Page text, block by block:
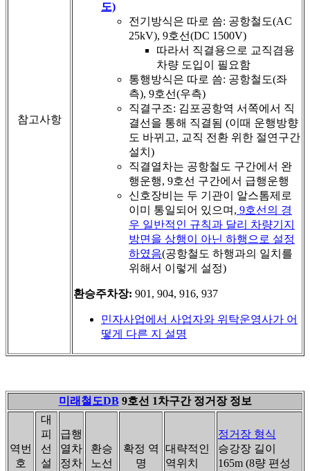
참고사항
도)
전기방식은 따로 씀: 공항철도(AC
25kV), 9호선(DC 1500V)
따라서 직결용으로 교직겸용
차량 도입이 필요함
통행방식은 따로 씀: 공항철도(좌
측), 9호선(우측)
직결구조: 김포공항역 서쪽에서 직
결선을 통해 직결됨 (이때 운행방향
도 바뀌고, 교직 전환 위한 절연구간
설치)
직결열차는 공항철도 구간에서 완
행운행, 9호선 구간에서 급행운행
신호장비는 두 기관이 알스톰제로
이미 통일되어 있으며, 9호선의 경
우 일반적인 규칙과 달리 차량기지
방면을 상행이 아닌 하행으로 설정
하였음(공항철도 하행과의 일치를
위해서 이렇게 설정)
환승주차장: 901, 904, 916, 937
민자사업에서 사업자와 위탁운영사가 어
떻게 다른 지 설명
미래철도DB9호선 1차구간 정거장 정보
역번
호
대
피
선
설
급행
열차
정차
환승
노선
확정 역
명
대략적인
역위치
정거장 형식
승강장 길이
165m (8량 편성